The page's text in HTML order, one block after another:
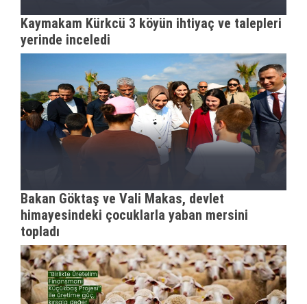
Kaymakam Kürkcü 3 köyün ihtiyaç ve talepleri
yerinde inceledi
Bakan Göktaş ve Vali Makas, devlet
himayesindeki çocuklarla yaban mersini
topladı